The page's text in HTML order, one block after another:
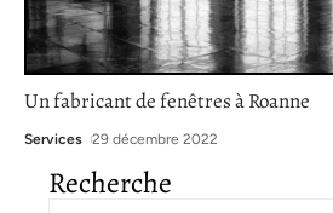
Un fabricant de fenêtres à Roanne
Services 29 décembre 2022
Recherche